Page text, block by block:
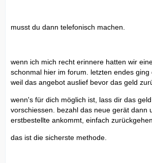
musst du dann telefonisch machen.
wenn ich mich recht erinnere hatten wir
schonmal hier im forum. letzten endes ging
weil das angebot auslief bevor das geld
wenn's für dich möglich ist, lass dir das
vorschiessen. bezahl das neue gerät dann
erstbestellte ankommt, einfach
das ist die sicherste methode.